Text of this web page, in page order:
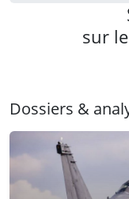
sur
Dossiers &